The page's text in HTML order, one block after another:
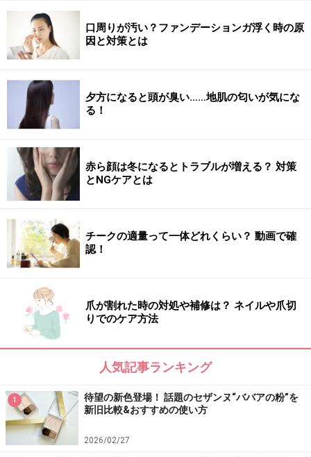
口周りが汚い？ファンデーションガ浮く時の原
因と対策とは
夕方になると頭が臭い……地肌の匂いが気にな
る！
赤ら顔は冬になるとトラブルが増える？ 対策
とNGケアとは
チークの適量って一体どれくらい？ 動画で確
認！
爪が割れた時の対処や補修は？ ネイルや爪切
りでのケア方法
人気記事ランキング
1
待望の新色登場！ 話題のセザンヌ“ババアの粉”を
新旧比較&おすすめの使い方
2026/02/27